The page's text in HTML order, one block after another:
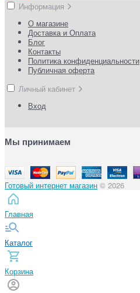
Информация
О магазине
Доставка и Оплата
Блог
Контакты
Политика конфиденциальности
Публичная оферта
Личный кабинет
Вход
Мы принимаем
Готовый интернет магазин © 2026
Главная
Каталог
Корзина